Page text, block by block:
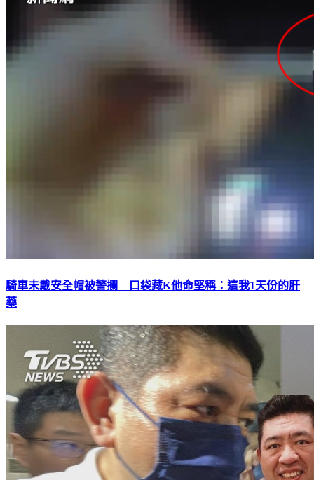
騎車未戴安全帽被警攔 口袋藏K他命堅稱：這我1天份的肝
藥